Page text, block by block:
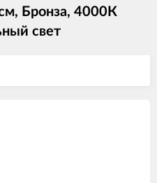
Бронза, 4000К
свет